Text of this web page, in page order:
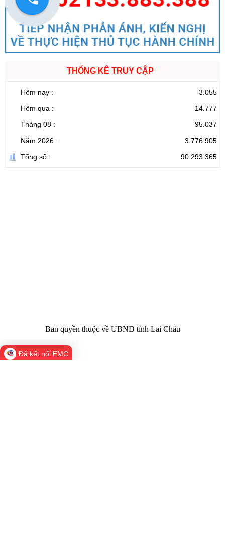
THỐNG KÊ TRUY CẬP
Hôm nay :
3.055
Hôm qua :
14.777
Tháng 08 :
95.037
Năm 2026 :
3.776.905
Tổng số :
90.293.365
Bản quyền thuộc về UBND tỉnh Lai Châu
Đã kết nối EMC